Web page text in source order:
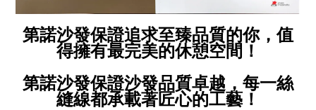
第諾沙發保證追求至臻品質的你，值
得擁有最完美的休憩空間！
第諾沙發保證沙發品質卓越，每一絲
縫線都承載著匠心的工藝！